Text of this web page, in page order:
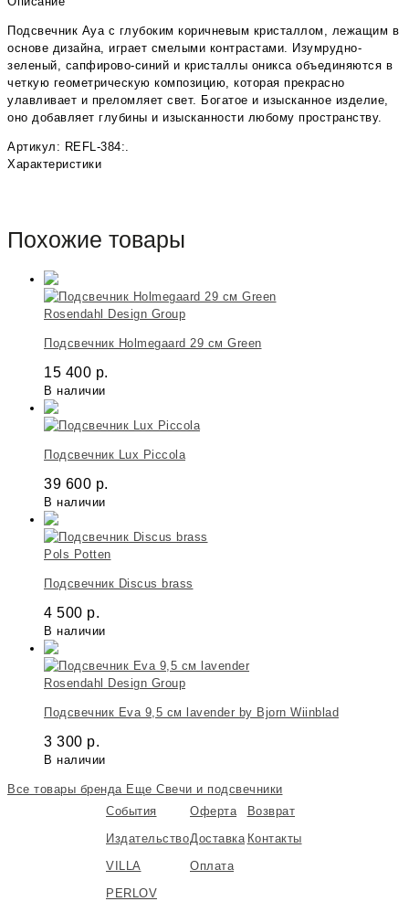
Подсвечник Aya с глубоким коричневым кристаллом, лежащим в
основе дизайна, играет смелыми контрастами. Изумрудно-
зеленый, сапфирово-синий и кристаллы оникса объединяются в
четкую геометрическую композицию, которая прекрасно
улавливает и преломляет свет. Богатое и изысканное изделие,
оно добавляет глубины и изысканности любому пространству.
Артикул: REFL-384:.
Характеристики
Похожие товары
Rosendahl Design Group
Подсвечник Holmegaard 29 см Green
15 400 р.
В наличии
Подсвечник Lux Piccola
39 600 р.
В наличии
Pols Potten
Подсвечник Discus brass
4 500 р.
В наличии
Rosendahl Design Group
Подсвечник Eva 9,5 см lavender by Bjorn Wiinblad
3 300 р.
В наличии
Все товары бренда Еще Свечи и подсвечники
События
Издательство
VILLA
PERLOV
Оферта
Доставка
Оплата
Возврат
Контакты